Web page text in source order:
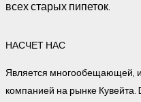
всех старых пипеток.
НАСЧЕТ НАС
Является многообещающей,
компанией на рынке Кувейта.